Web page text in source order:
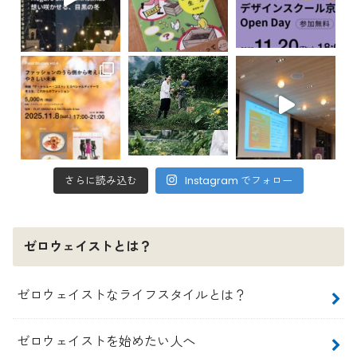
さらに読み込む Instagram でフォロー
ゼロウェイストとは？
ゼロウェイストなライフスタイルとは？
ゼロウェイストを始めたい人へ